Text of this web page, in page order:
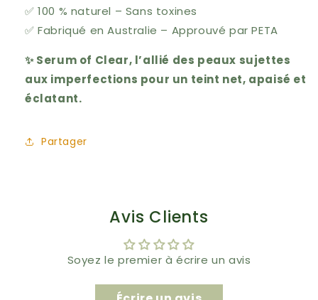
✅100 % naturel – Sans toxines
✅Fabriqué en Australie – Approuvé par PETA
✨ Serum of Clear, l’allié des peaux sujettes
aux imperfections pour un teint net, apaisé et
éclatant.
Partager
Avis Clients
Soyez le premier à écrire un avis